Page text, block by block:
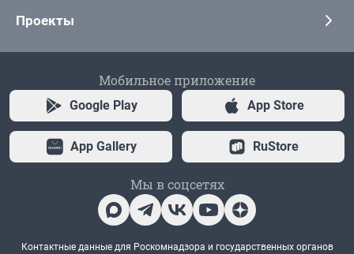
Проекты
Мобильное приложение
Google Play App Store
App Gallery RuStore
Мы в соцсетях
Контактные данные для Роскомнадзора и государственных органов